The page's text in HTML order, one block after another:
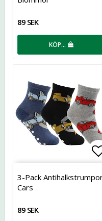
89 SEK
KÖP…
3-Pack
Cars
89 SEK